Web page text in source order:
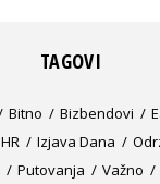
TAGOVI
Bitno Bizbendovi
HR Izjava Dana
Putovanja Važno